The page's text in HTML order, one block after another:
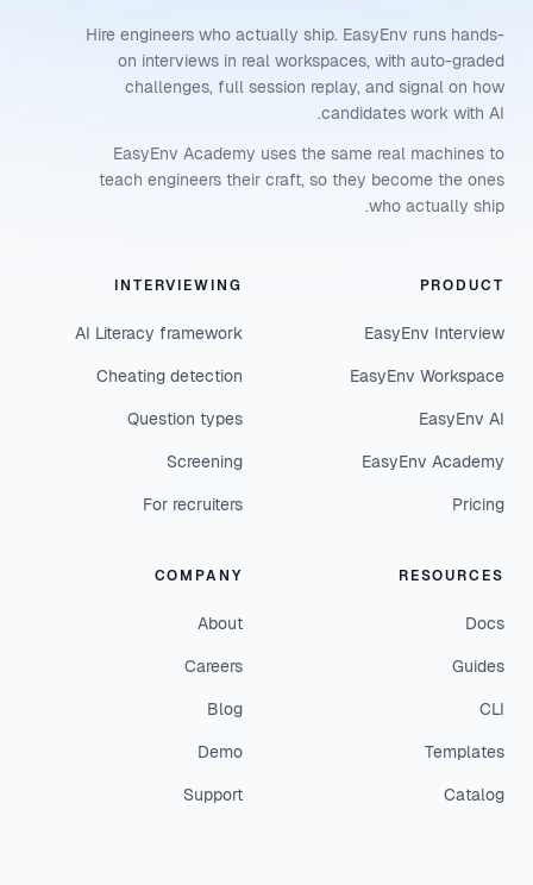
Hire engineers who actually ship. EasyEnv runs hands-
on interviews in real workspaces, with auto-graded
challenges, full session replay, and signal on how
candidates work with AI.
EasyEnv Academy uses the same real machines to
teach engineers their craft, so they become the ones
who actually ship.
PRODUCT
EasyEnv Interview
EasyEnv Workspace
EasyEnv AI
EasyEnv Academy
Pricing
INTERVIEWING
AI Literacy framework
Cheating detection
Question types
Screening
For recruiters
RESOURCES
Docs
Guides
CLI
Templates
Catalog
COMPANY
About
Careers
Blog
Demo
Support